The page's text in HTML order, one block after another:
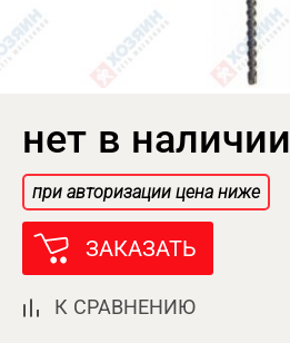
нет в наличии
при авторизации цена ниже
ЗАКАЗАТЬ
К СРАВНЕНИЮ